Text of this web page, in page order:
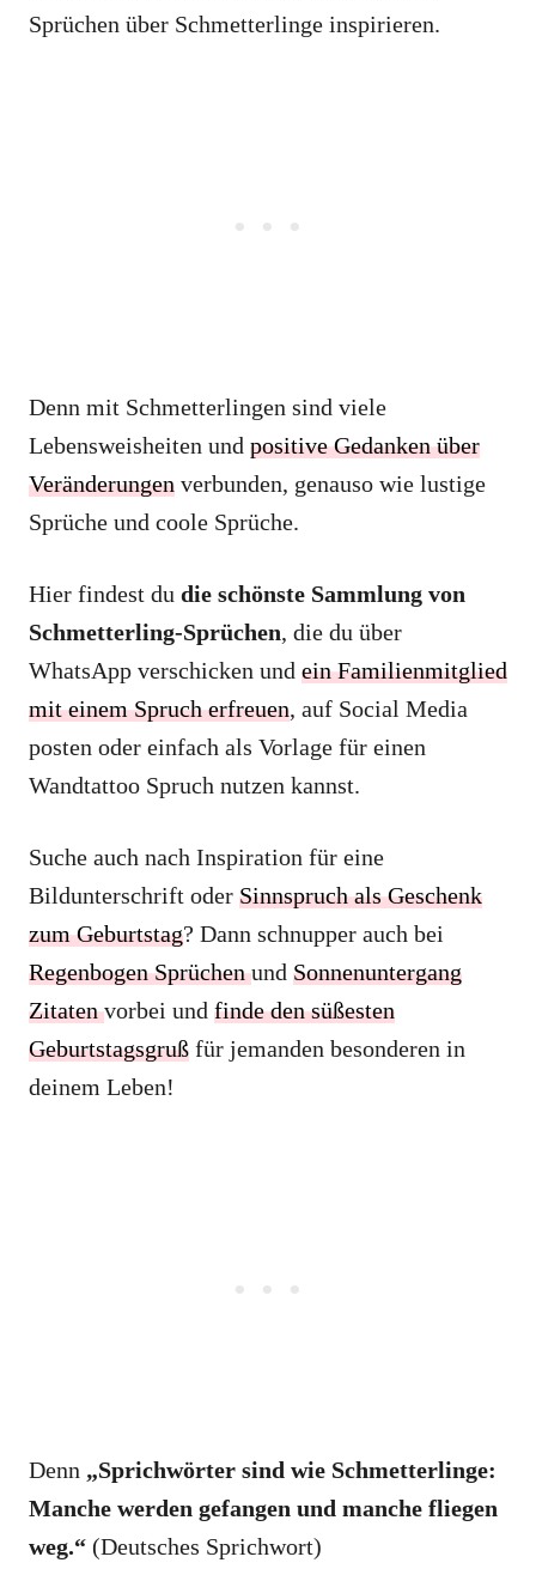
Sprüchen über Schmetterlinge inspirieren.
Denn mit Schmetterlingen sind viele
Lebensweisheiten und positive Gedanken über
Veränderungen verbunden, genauso wie lustige
Sprüche und coole Sprüche.
Hier findest du die schönste Sammlung von
Schmetterling-Sprüchen, die du über
WhatsApp verschicken und ein Familienmitglied
mit einem Spruch erfreuen, auf Social Media
posten oder einfach als Vorlage für einen
Wandtattoo Spruch nutzen kannst.
Suche auch nach Inspiration für eine
Bildunterschrift oder Sinnspruch als Geschenk
zum Geburtstag? Dann schnupper auch bei
Regenbogen Sprüchenund Sonnenuntergang
Zitatenvorbei und finde den süßesten
Geburtstagsgruß für jemanden besonderen in
deinem Leben!
Denn „Sprichwörter sind wie Schmetterlinge:
Manche werden gefangen und manche fliegen
weg.“ (Deutsches Sprichwort)